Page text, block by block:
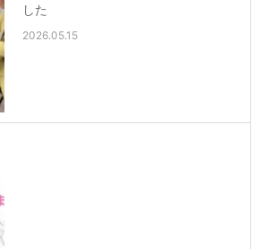
した
2026.05.15